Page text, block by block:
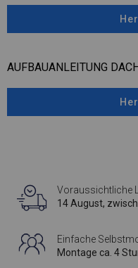
AUFBAUANLEITUNG DACH
Voraussichtliche
14 August,
Einfache
Montage ca. 4